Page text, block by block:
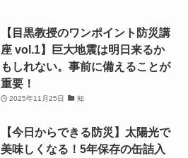
【目黒教授のワンポイント防災講
座 vol.1】巨大地震は明日来るか
もしれない。事前に備えることが
重要！
2025年11月25日 知
【今日からできる防災】太陽光で
美味しくなる！5年保存の缶詰入